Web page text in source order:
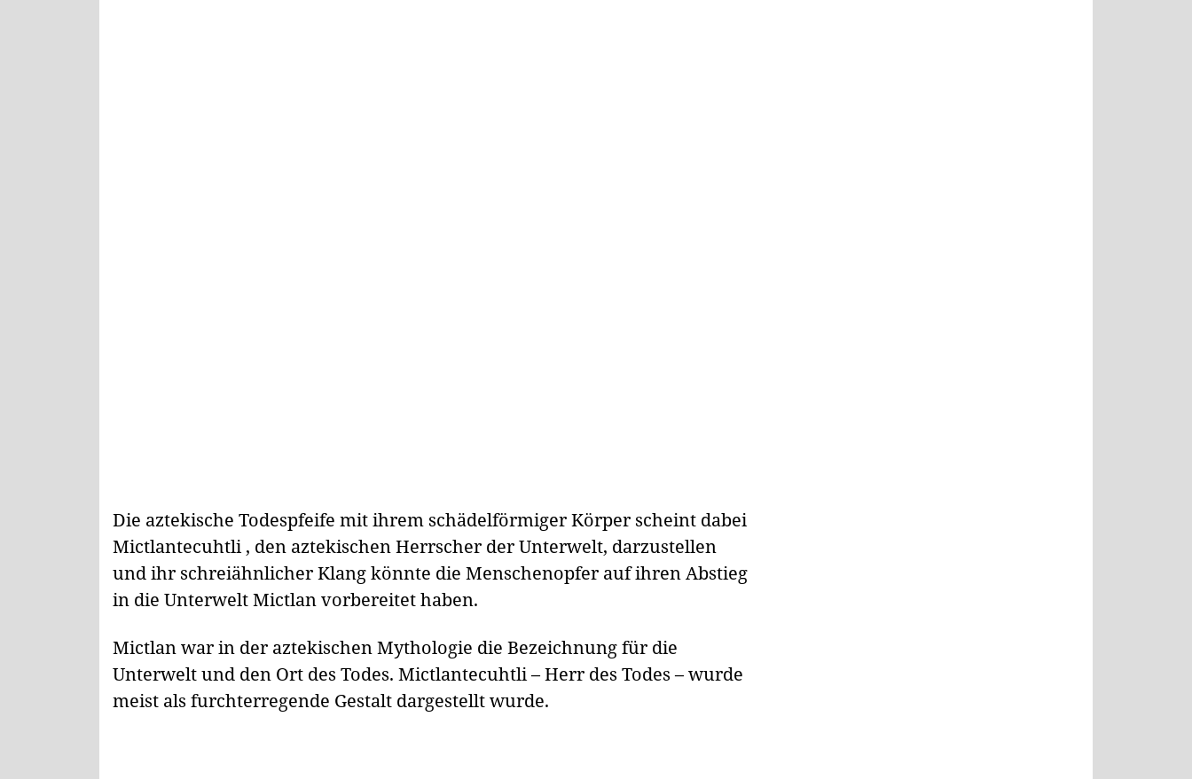
Die aztekische Todespfeife mit ihrem schädelförmiger Körper scheint dabei
Mictlantecuhtli , den aztekischen Herrscher der Unterwelt, darzustellen
und ihr schreiähnlicher Klang könnte die Menschenopfer auf ihren Abstieg
in die Unterwelt Mictlan vorbereitet haben.
Mictlan war in der aztekischen Mythologie die Bezeichnung für die
Unterwelt und den Ort des Todes. Mictlantecuhtli – Herr des Todes – wurde
meist als furchterregende Gestalt dargestellt wurde.